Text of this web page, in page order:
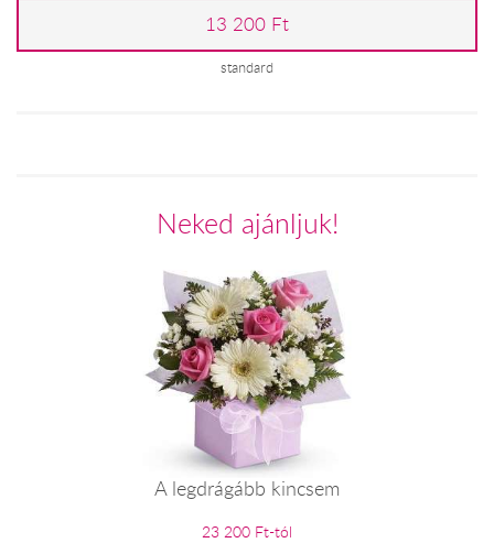
13 200 Ft
standard
Neked ajánljuk!
A legdrágább kincsem
23 200 Ft-tól